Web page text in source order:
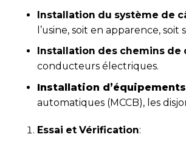
Installation du système de
l’usine, soit en apparence, soit
Installation des chemins de
conducteurs électriques.
Installation
automatiques (MCCB), les
Essai et Vérification: